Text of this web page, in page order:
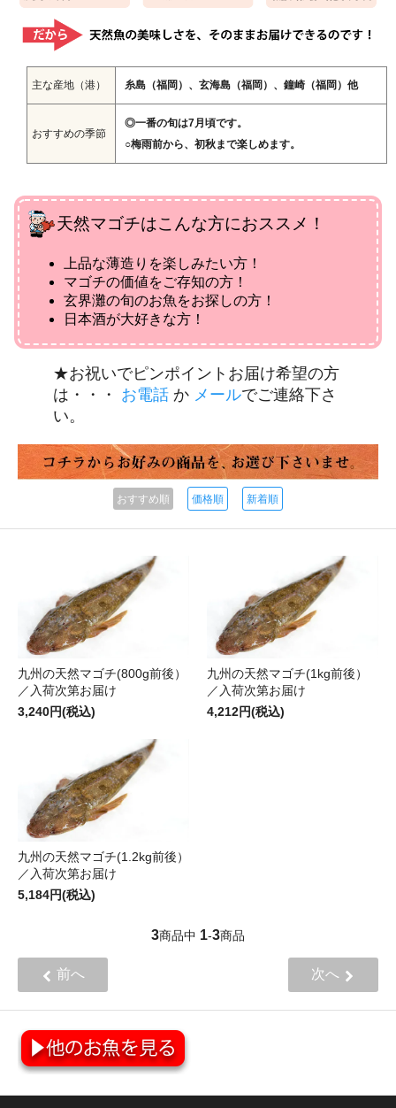
主な産地（港） 糸島（福岡）、玄海島（福岡）、鐘崎（福岡）他
おすすめの季節
◎一番の旬は7月頃です。
○梅雨前から、初秋まで楽しめます。
天然マゴチはこんな方におススメ！
上品な薄造りを楽しみたい方！
マゴチの価値をご存知の方！
玄界灘の旬のお魚をお探しの方！
日本酒が大好きな方！
★お祝いでピンポイントお届け希望の方
は・・・ お電話か メールでご連絡下さ
い。
おすすめ順 価格順 新着順
九州の天然マゴチ(800g前後）
／入荷次第お届け
3,240円(税込)
九州の天然マゴチ(1kg前後）
／入荷次第お届け
4,212円(税込)
九州の天然マゴチ(1.2kg前後）
／入荷次第お届け
5,184円(税込)
3商品中 1-3商品
前へ 次へ